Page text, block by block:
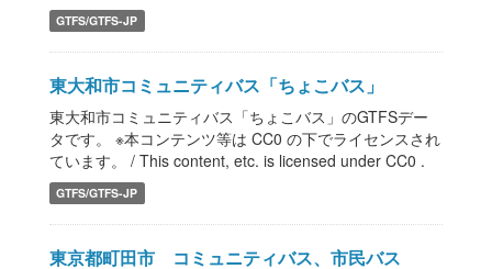
GTFS/GTFS-JP
東大和市コミュニティバス「ちょこバス」
東大和市コミュニティバス「ちょこバス」のGTFSデー
タです。 ※本コンテンツ等は CC0 の下でライセンスされ
ています。 / This content, etc. is licensed under CC0 .
GTFS/GTFS-JP
東京都町田市 コミュニティバス、市民バス